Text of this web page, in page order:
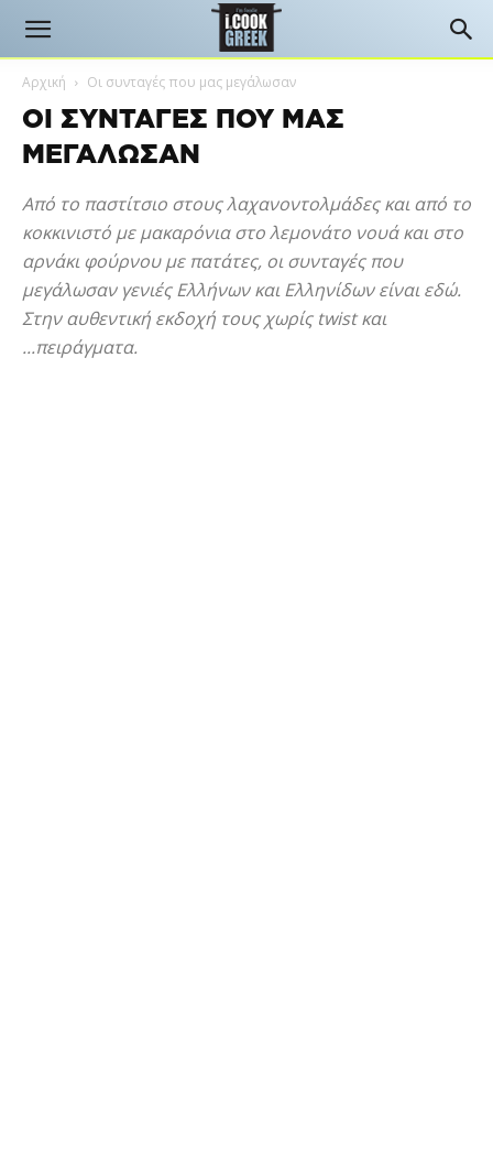
Αρχική Οι συνταγές που μας μεγάλωσαν
ΟΙ ΣΥΝΤΑΓΈΣ ΠΟΥ ΜΑΣ
ΜΕΓΆΛΩΣΑΝ
Από το παστίτσιο στους λαχανοντολμάδες και από το
κοκκινιστό με μακαρόνια στο λεμονάτο νουά και στο
αρνάκι φούρνου με πατάτες, οι συνταγές που
μεγάλωσαν γενιές Ελλήνων και Ελληνίδων είναι εδώ.
Στην αυθεντική εκδοχή τους χωρίς twist και
...πειράγματα.